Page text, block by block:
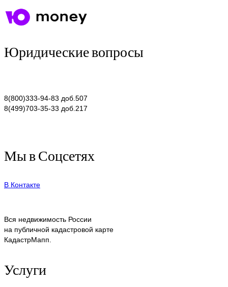
Юридические вопросы
8(800)333-94-83 доб.507
8(499)703-35-33 доб.217
Мы в Соцсетях
В Контакте
Вся недвижимость России
на публичной кадастровой карте
КадастрМапп.
Услуги